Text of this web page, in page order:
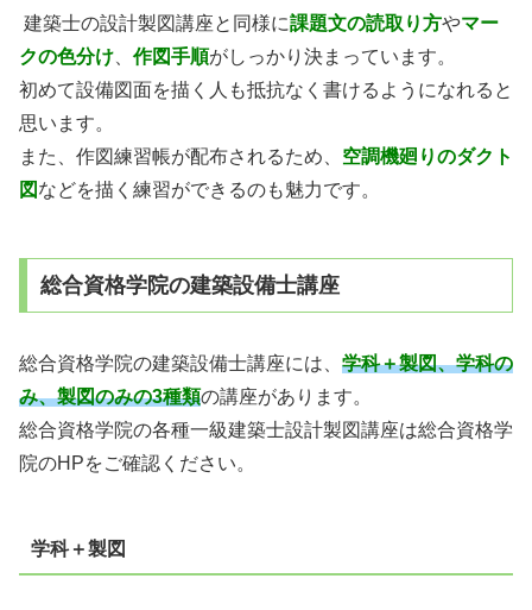
建築士の設計製図講座と同様に課題文の読取り方やマー
クの色分け
作図手順がし っかり決まっています。
初めて設備図面を描く人も抵抗なく書けるようになれると
思います。
また、作図練習帳が配布されるため、 空調機廻りのダクト
図 などを描く練習ができるのも魅力です。
総合資格学院の建築設備士講座
総合資格学院の建築設備士講座には、 学科＋製図、学科の
み、製図のみの3種類の講座があります。
総合資格学院の各種一級建築士設計製図講座は総合資格学
院のHPをご確認ください。
学科＋製図